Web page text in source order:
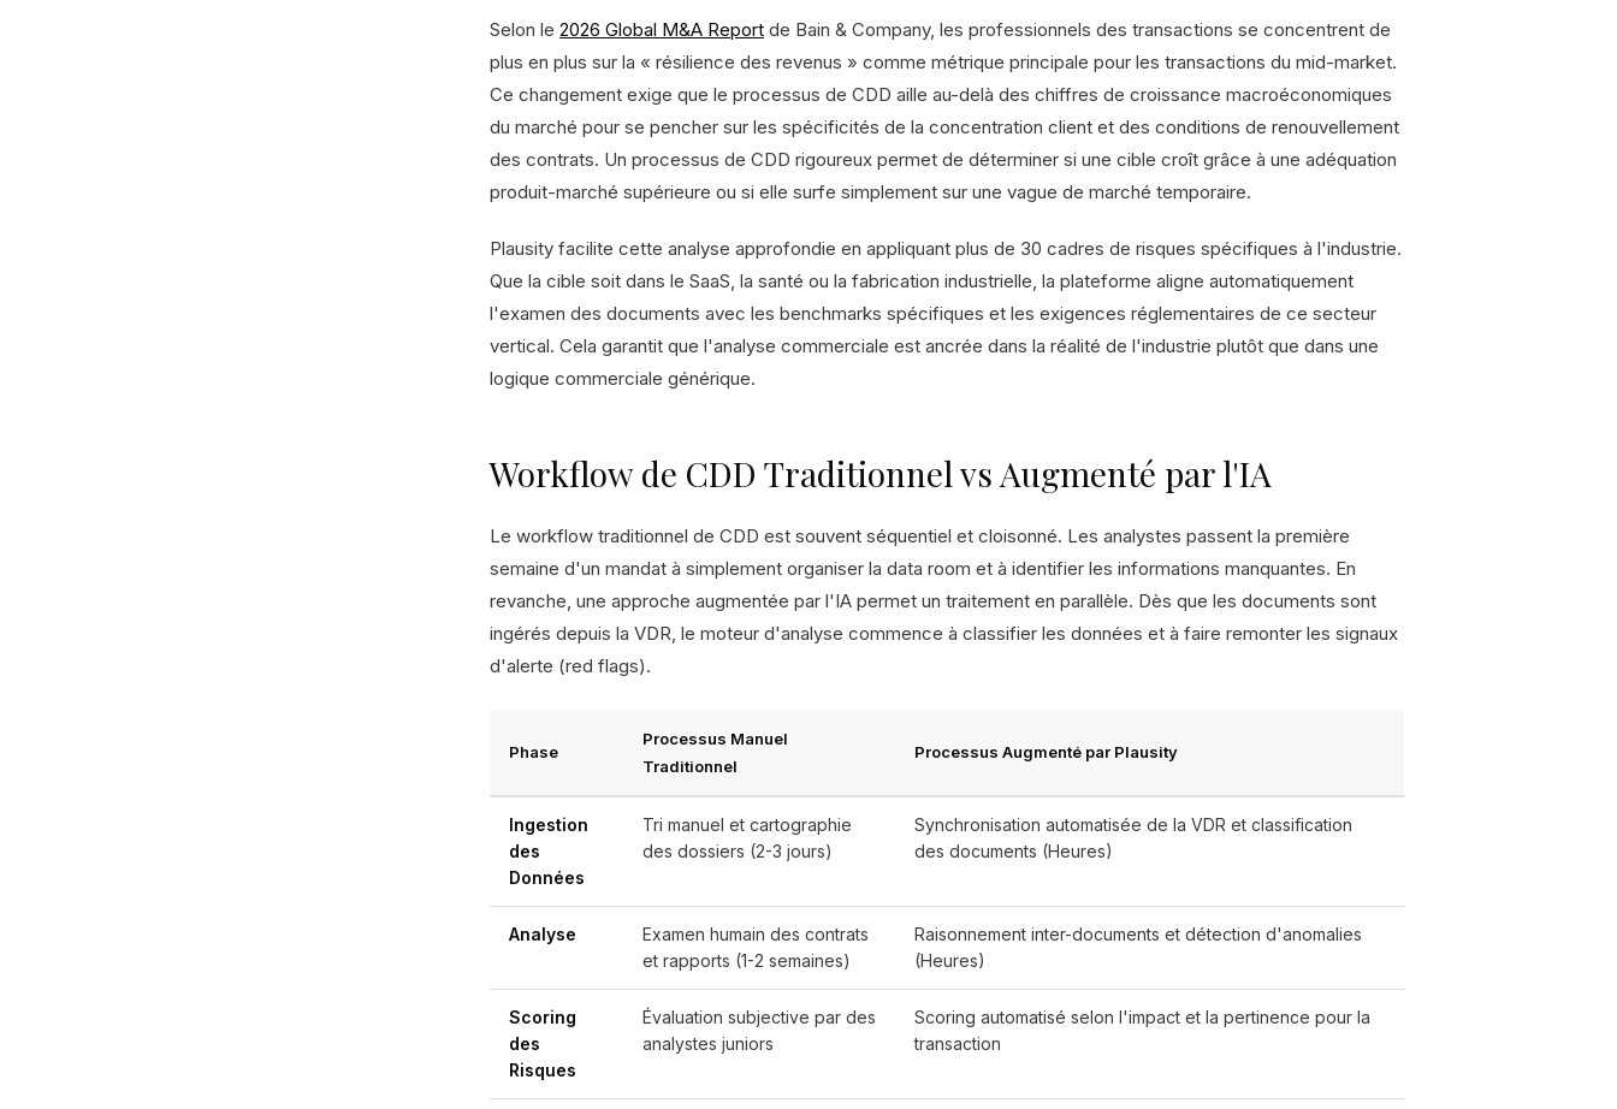
Selon le 2026 Global M&A Report de Bain & Company, les professionnels des transactions se concentrent de
plus en plus sur la « résilience des revenus » comme métrique principale pour les transactions du mid-market.
Ce changement exige que le processus de CDD aille au-delà des chiffres de croissance macroéconomiques
du marché pour se pencher sur les spécificités de la concentration client et des conditions de renouvellement
des contrats. Un processus de CDD rigoureux permet de déterminer si une cible croît grâce à une adéquation
produit-marché supérieure ou si elle surfe simplement sur une vague de marché temporaire.
Plausity facilite cette analyse approfondie en appliquant plus de 30 cadres de risques spécifiques à l'industrie.
Que la cible soit dans le SaaS, la santé ou la fabrication industrielle, la plateforme aligne automatiquement
l'examen des documents avec les benchmarks spécifiques et les exigences réglementaires de ce secteur
vertical. Cela garantit que l'analyse commerciale est ancrée dans la réalité de l'industrie plutôt que dans une
logique commerciale générique.
Workflow de CDD Traditionnel vs Augmenté par l'IA
Le workflow traditionnel de CDD est souvent séquentiel et cloisonné. Les analystes passent la première
semaine d'un mandat à simplement organiser la data room et à identifier les informations manquantes. En
revanche, une approche augmentée par l'IA permet un traitement en parallèle. Dès que les documents sont
ingérés depuis la VDR, le moteur d'analyse commence à classifier les données et à faire remonter les signaux
d'alerte (red flags).
Phase
Processus Manuel
Traditionnel
Processus Augmenté par Plausity
Ingestion
des
Données
Tri manuel et cartographie
des dossiers (2-3 jours)
Synchronisation automatisée de la VDR et classification
des documents (Heures)
Analyse
Examen humain des contrats
et rapports (1-2 semaines)
Raisonnement inter-documents et détection d'anomalies
(Heures)
Scoring
des
Risques
Évaluation subjective par des
analystes juniors
Scoring automatisé selon l'impact et la pertinence pour la
transaction